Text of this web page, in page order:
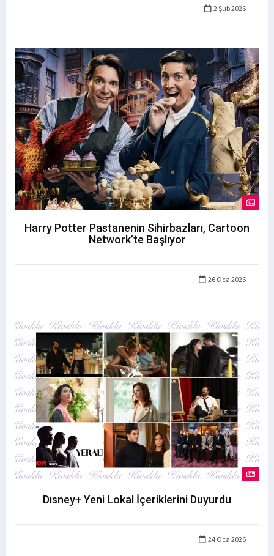
2 Şub 2026
Harry Potter Pastanenin Sihirbazları, Cartoon
Network’te Başlıyor
26 Oca 2026
Dısney+ Yeni Lokal İçeriklerini Duyurdu
24 Oca 2026